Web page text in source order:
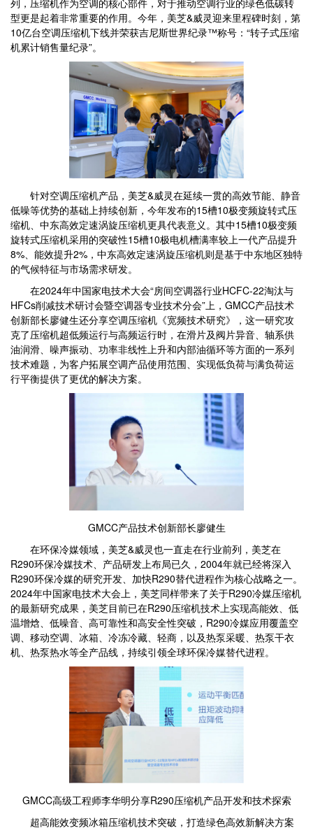
列，压缩机作为空调的核心部件，对于推动空调行业的绿色低碳转
型更是起着非常重要的作用。今年，美芝&威灵迎来里程碑时刻，第
10亿台空调压缩机下线并荣获吉尼斯世界纪录™称号：“转子式压缩
机累计销售量纪录”。
针对空调压缩机产品，美芝&威灵在延续一贯的高效节能、静音
低噪等优势的基础上持续创新，今年发布的15槽10极变频旋转式压
缩机、中东高效定速涡旋压缩机更具代表意义。其中15槽10极变频
旋转式压缩机采用的突破性15槽10极电机槽满率较上一代产品提升
8%、能效提升2%，中东高效定速涡旋压缩机则是基于中东地区独特
的气候特征与市场需求研发。
在2024年中国家电技术大会“房间空调器行业HCFC-22淘汰与
HFCs削减技术研讨会暨空调器专业技术分会”上，GMCC产品技术
创新部长廖健生还分享空调压缩机《宽频技术研究》，这一研究攻
克了压缩机超低频运行与高频运行时，在滑片及阀片异音、轴系供
油润滑、噪声振动、功率非线性上升和内部油循环等方面的一系列
技术难题，为客户拓展空调产品使用范围、实现低负荷与满负荷运
行平衡提供了更优的解决方案。
GMCC产品技术创新部长廖健生
在环保冷媒领域，美芝&威灵也一直走在行业前列，美芝在
R290环保冷媒技术、产品研发上布局已久，2004年就已经将深入
R290环保冷媒的研究开发、加快R290替代进程作为核心战略之一。
2024年中国家电技术大会上，美芝同样带来了关于R290冷媒压缩机
的最新研究成果，美芝目前已在R290压缩机技术上实现高能效、低
温增焓、低噪音、高可靠性和高安全性突破，R290冷媒应用覆盖空
调、移动空调、冰箱、冷冻冷藏、轻商，以及热泵采暖、热泵干衣
机、热泵热水等全产品线，持续引领全球环保冷媒替代进程。
GMCC高级工程师李华明分享R290压缩机产品开发和技术探索
超高能效变频冰箱压缩机技术突破，打造绿色高效新解决方案